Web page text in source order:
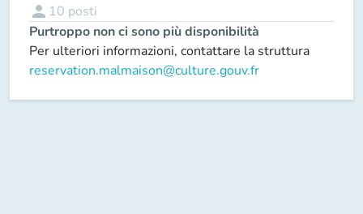
person 10 posti
Purtroppo non ci sono più disponibilità
Per ulteriori informazioni, contattare la struttura
reservation.malmaison@culture.gouv.fr